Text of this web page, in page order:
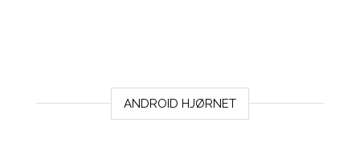
ANDROID HJØRNET